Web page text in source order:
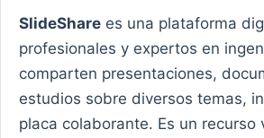
SlideShare es una plataforma
profesionales y expertos en
comparten presentaciones,
estudios sobre diversos temas,
placa colaborante. Es un recurso